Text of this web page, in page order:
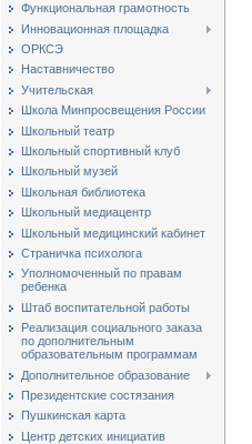
Функциональная грамотность
Инновационная площадка
ОРКСЭ
Наставничество
Учительская
Школа Минпросвещения России
Школьный театр
Школьный спортивный клуб
Школьный музей
Школьная библиотека
Школьный медиацентр
Школьный медицинский кабинет
Страничка психолога
Уполномоченный по правам
ребенка
Штаб воспитательной работы
Реализация социального заказа
по дополнительным
образовательным программам
Дополнительное образование
Президентские состязания
Пушкинская карта
Центр детских инициатив